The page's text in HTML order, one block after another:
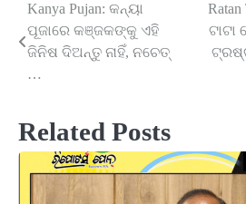
Post
navigation
Kanya Pujan: କନ୍ୟା
ପୂଜାରେ କଞ୍ଜକଙ୍କୁ ଏହି
ଜିନିଷ ଦିଅନ୍ତୁ ନାହିଁ, ନଚେତ୍
…
ଟାଟା
Related Posts